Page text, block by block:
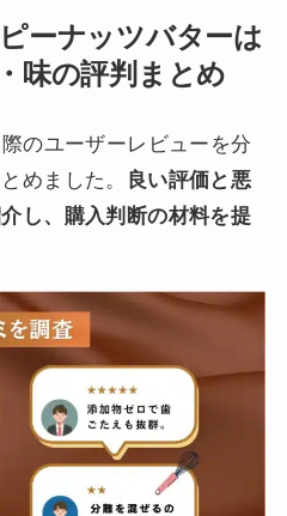
ーナッツバターは
味の評判まとめ
のユーザーレビューを分
めました。
良い評価と悪
し、購入判断の材料を提